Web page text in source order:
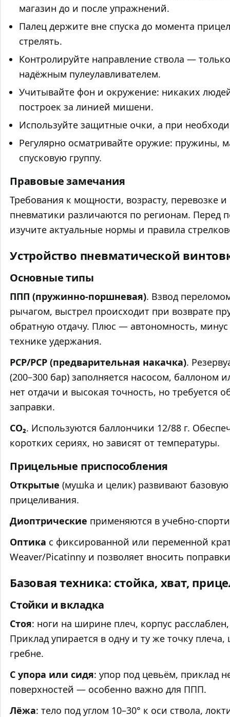
магазин до и после упражнений.
Палец держите вне спуска до момента
стрелять.
Контролируйте направление ствола —
надёжным пулеулавливателем.
Учитывайте фон и окружение: никаких
построек за линией мишени.
Используйте защитные очки, а при
Регулярно осматривайте оружие: пружины,
спусковую группу.
Правовые замечания
Требования к мощности, возрасту, перевозке
пневматики различаются по регионам. Перед
изучите актуальные нормы и правила
Устройство пневматической
Основные типы
ППП (пружинно‑поршневая). Взвод
рычагом, выстрел происходит при возврате
обратную отдачу. Плюс — автономность,
технике удержания.
PCP/РСР (предварительная накачка).
(200–300 бар) заполняется насосом, баллоном
нет отдачи и высокая точность, но требуется
заправки.
CO₂. Используются баллончики 12/88 г.
коротких сериях, но зависят от температуры.
Прицельные приспособления
Открытые (мушka и целик) развивают
прицеливания.
Диоптрические применяются в
Оптика с фиксированной или переменной
Weaver/Picatinny и позволяет вносить
Базовая техника: стойка, хват,
Стойки и вкладка
Стоя: ноги на ширине плеч, корпус расслаблен,
Приклад упирается в одну и ту же точку
гребне.
С упора или сидя: упор под цевьём, приклад
поверхностей — особенно важно для ППП.
Лёжа: тело под углом 10–30° к оси ствола,